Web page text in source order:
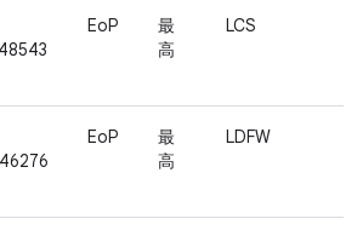
EoP
最
高
LCS
EoP
最
高
LDFW